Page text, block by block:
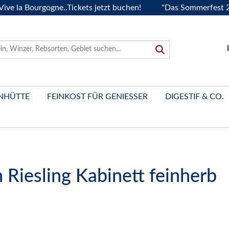
Bourgogne..Tickets jetzt buchen! "Das Sommerfest
FEINKOST FÜR GENIESSER DIGESTIF & CO.
Kabinett feinherb